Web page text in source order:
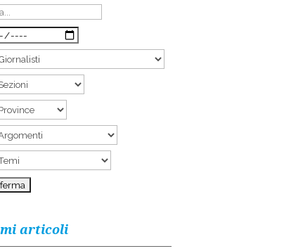
articoli